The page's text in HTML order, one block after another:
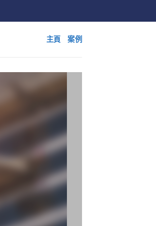
主頁 案例